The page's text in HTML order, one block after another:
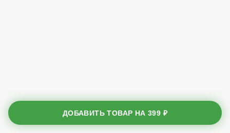
ДОБАВИТЬ ТОВАР НА399 ₽